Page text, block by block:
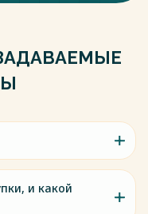
и какой